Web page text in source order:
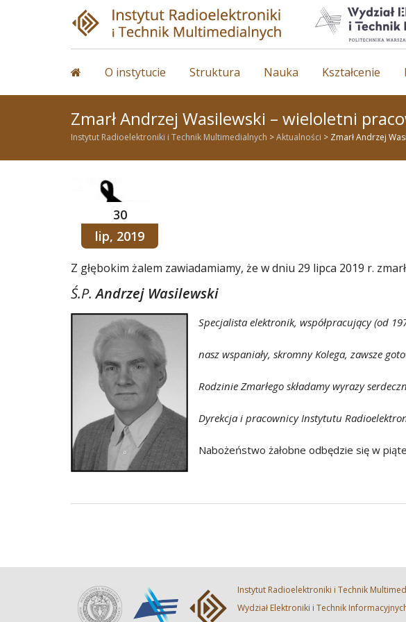
O instytucie Struktura Nauka Kształcenie
Zmarł Andrzej Wasilewski – wieloletni
Instytut Radioelektroniki i Technik Multimedialnych >Aktualności > Zmarł Andrzej
30
lip, 2019
Z głębokim żalem zawiadamiamy, że w dniu 29 lipca 2019 r.
Ś.P. Andrzej Wasilewski
Specjalista elektronik, współpracujący (od
nasz wspaniały, skromny Kolega, zawsze
Rodzinie Zmarłego składamy wyrazy
Dyrekcja i pracownicyInstytutu
Nabożeństwo żałobne odbędzie się w
Instytut Radioelektroniki i Technik
Wydział Elektroniki i Technik